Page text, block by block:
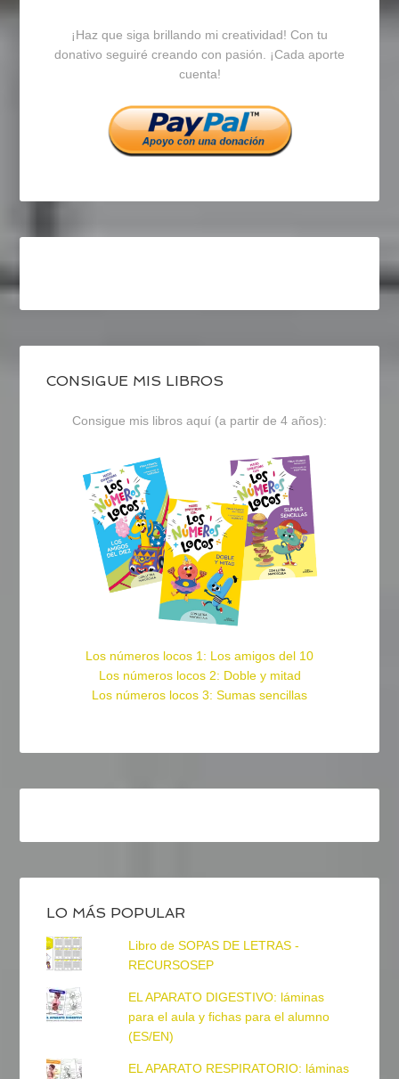
en
Facebook
en
Twitter
en
Instagram
¡Haz que siga brillando mi creatividad! Con tu
donativo seguiré creando con pasión. ¡Cada aporte
cuenta!
CONSIGUE MIS LIBROS
Consigue mis libros aquí (a partir de 4 años):
Los números locos 1: Los amigos del 10
Los números locos 2: Doble y mitad
Los números locos 3: Sumas sencillas
LO MÁS POPULAR
Libro de SOPAS DE LETRAS -
RECURSOSEP
EL APARATO DIGESTIVO: láminas
para el aula y fichas para el alumno
(ES/EN)
EL APARATO RESPIRATORIO: láminas